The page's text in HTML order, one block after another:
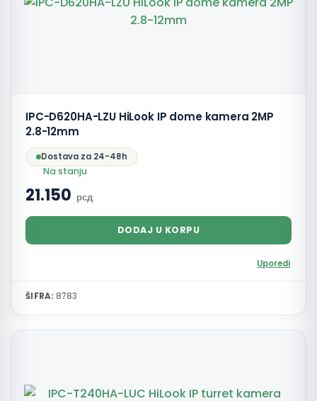
IPC-D620HA-LZU HiLook IP dome kamera 2MP
2.8-12mm
Dostava za 24-48h
Na stanju
21.150 рсд
DODAJ U KORPU
Uporedi
ŠIFRA: 8783